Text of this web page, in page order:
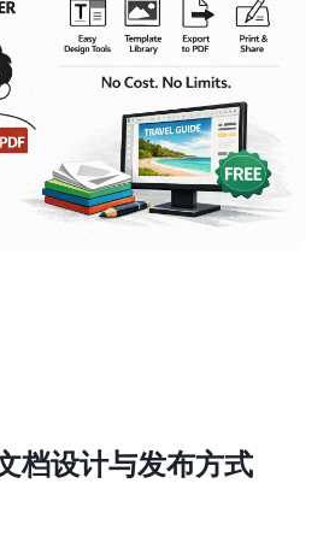
档设计与发布方式